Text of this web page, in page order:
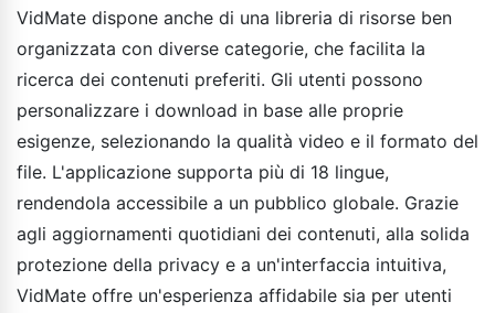
VidMate dispone anche di una libreria di risorse ben
organizzata con diverse categorie, che facilita la
ricerca dei contenuti preferiti. Gli utenti possono
personalizzare i download in base alle proprie
esigenze, selezionando la qualità video e il formato del
file. L'applicazione supporta più di 18 lingue,
rendendola accessibile a un pubblico globale. Grazie
agli aggiornamenti quotidiani dei contenuti, alla solida
protezione della privacy e a un'interfaccia intuitiva,
VidMate offre un'esperienza affidabile sia per utenti